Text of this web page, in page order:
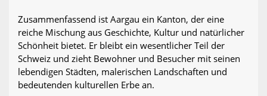
Zusammenfassend ist Aargau ein Kanton, der eine
reiche Mischung aus Geschichte, Kultur und natürlicher
Schönheit bietet. Er bleibt ein wesentlicher Teil der
Schweiz und zieht Bewohner und Besucher mit seinen
lebendigen Städten, malerischen Landschaften und
bedeutenden kulturellen Erbe an.